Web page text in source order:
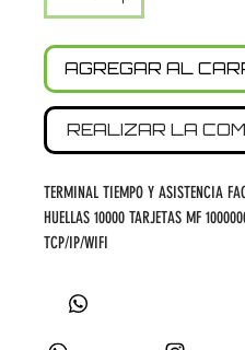
AGREGAR AL
REALIZAR LA
TERMINAL TIEMPO Y ASISTENCIA
HUELLAS 10000 TARJETAS MF
TCP/IP/WIFI